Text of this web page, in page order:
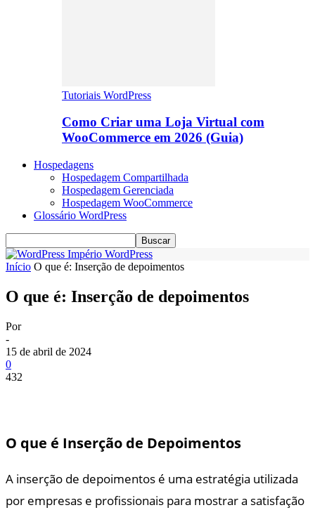
Tutoriais WordPress
Como Criar uma Loja Virtual com
WooCommerce em 2026 (Guia)
Hospedagens
Hospedagem Compartilhada
Hospedagem Gerenciada
Hospedagem WooCommerce
Glossário WordPress
Império WordPress
Início O que é: Inserção de depoimentos
O que é: Inserção de depoimentos
Por
-
15 de abril de 2024
0
432
O que é Inserção de Depoimentos
A inserção de depoimentos é uma estratégia utilizada
por empresas e profissionais para mostrar a satisfação